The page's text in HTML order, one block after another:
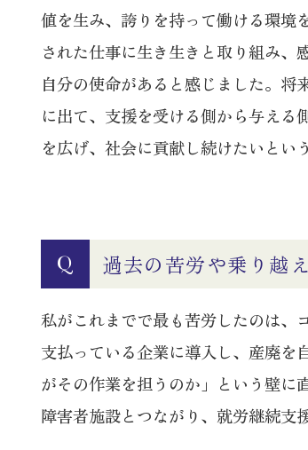
値を生み、誇りを持って働ける環境
された仕事に生き生きと取り組み、
自分の使命があると感じました。将
に出て、支援を受ける側から与える
を広げ、社会に貢献し続けたいとい
Q 過去の苦労や乗り越
私がこれまでで最も苦労したのは、
支払っている企業に導入し、産廃を
がその作業を担うのか」という壁に
障害者施設とつながり、就労継続支